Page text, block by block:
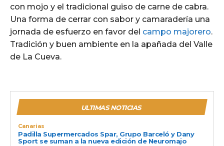
con mojo y el tradicional guiso de carne de cabra.
Una forma de cerrar con sabor y camaradería una
jornada de esfuerzo en favor del campo majorero.
Tradición y buen ambiente en la apañada del Valle
de La Cueva.
ULTIMAS NOTICIAS
Canarias
Padilla Supermercados Spar, Grupo Barceló y Dany
Sport se suman a la nueva edición de Neuromajo